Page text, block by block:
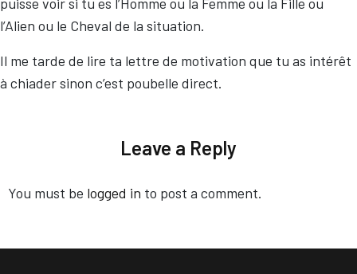
l’Alien ou le Cheval de la situation.
Il me tarde de lire ta lettre de motivation que tu as intérêt
à chiader sinon c’est poubelle direct.
Leave a Reply
You must be logged in to post a comment.